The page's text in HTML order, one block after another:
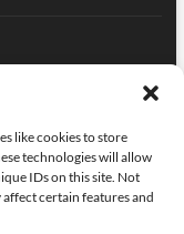
like cookies to store
technologies will allow
IDs on this site. Not
certain features and